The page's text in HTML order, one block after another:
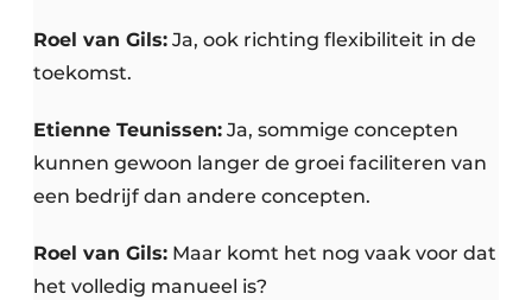
Roel van Gils: Ja, ook richting flexibiliteit in de
toekomst.
Etienne Teunissen: Ja, sommige concepten
kunnen gewoon langer de groei faciliteren van
een bedrijf dan andere concepten.
Roel van Gils: Maar komt het nog vaak voor dat
het volledig manueel is?